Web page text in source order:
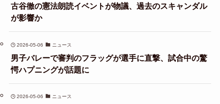
古谷徹の憲法朗読イベントが物議、過去のスキャンダル
が影響か
2026-05-06 ニュース
男子バレーで審判のフラッグが選手に直撃、試合中の驚
愕ハプニングが話題に
2026-05-06 ニュース